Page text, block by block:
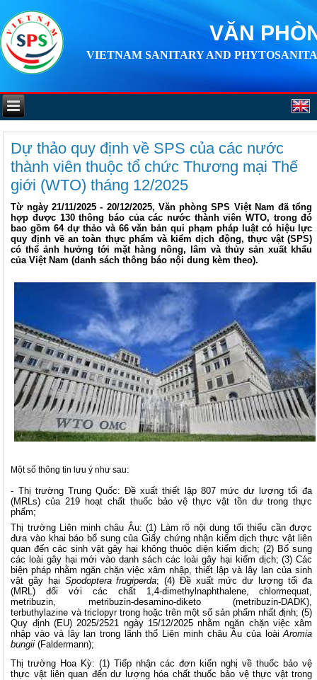
VĂN
VIETNAM SANITARY AND
Dự thảo quy định về SPS của các nước
thành viên thuộc tổ chức Thương mại Thế
giới (WTO) tháng 12/2025
Từ ngày 21/11/2025 - 20/12/2025, Văn phòng SPS Việt Nam đã tổng
hợp được 130 thông báo của các nước thành viên WTO, trong đó
bao gồm 64 dự thảo và 66 văn bản qui phạm pháp luật có hiệu lực
quy định về an toàn thực phẩm và kiểm dịch động, thực vật (SPS)
có thể ảnh hưởng tới mặt hàng nông, lâm và thủy sản xuất khẩu
của Việt Nam (danh sách thông báo nội dung kèm theo).
Một số thông tin lưu ý như sau:
- Thị trường Trung Quốc: Đề xuất thiết lập 807 mức dư lượng tối đa
(MRLs) của 219 hoạt chất thuốc bảo vệ thực vật tồn dư trong thực
phẩm;
Thị trường Liên minh châu Âu: (1) Làm rõ nội dung tối thiểu cần được
đưa vào khai báo bổ sung của Giấy chứng nhận kiểm dịch thực vật liên
quan đến các sinh vật gây hại không thuộc diện kiểm dịch; (2) Bổ sung
các loài gây hại mới vào danh sách các loài gây hại kiểm dịch; (3) Các
biện pháp nhằm ngăn chặn việc xâm nhập, thiết lập và lây lan của sinh
vật gây hại Spodoptera frugiperda; (4) Đề xuất mức dư lượng tối đa
(MRL) đối với các chất 1,4-dimethylnaphthalene, chlormequat,
metribuzin, metribuzin-desamino-diketo (metribuzin-DADK),
terbuthylazine và triclopyr trong hoặc trên một số sản phẩm nhất định; (5)
Quy định (EU) 2025/2521 ngày 15/12/2025 nhằm ngăn chặn việc xâm
nhập vào và lây lan trong lãnh thổ Liên minh châu Âu của loàiAromia
bungii (Faldermann);
Thị trường Hoa Kỳ: (1) Tiếp nhận các đơn kiến nghị về thuốc bảo vệ
thực vật liên quan đến dư lượng hóa chất thuốc bảo vệ thực vật trong